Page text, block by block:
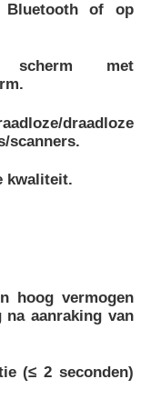
Bluetooth of op
met
draadloze
scanners.
kwaliteit.
hoog vermogen
na aanraking van
(≤ 2 seconden)